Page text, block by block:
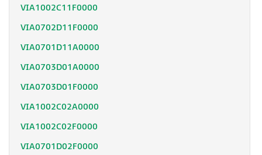
VIA1002C11F0000
VIA0702D11F0000
VIA0701D11A0000
VIA0703D01A0000
VIA0703D01F0000
VIA1002C02A0000
VIA1002C02F0000
VIA0701D02F0000